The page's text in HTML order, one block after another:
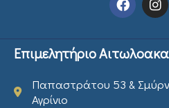
Επιμελητήριο
Παπαστράτου 53 &
Αγρίνιο